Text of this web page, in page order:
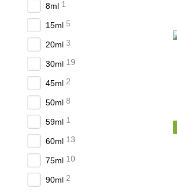
8ml 1
15ml 5
20ml 3
30ml 19
45ml 2
50ml 8
59ml 1
60ml 13
75ml 10
90ml 2